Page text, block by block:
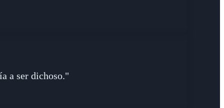
a ser dichoso."